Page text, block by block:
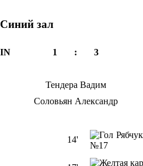
Cиний зал
1 :
3
Тендера Вадим
Соловьян Александр
14'
№17